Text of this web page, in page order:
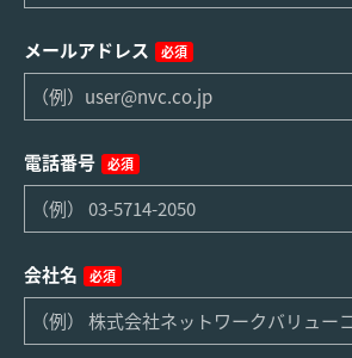
メールアドレス 必須
電話番号 必須
会社名 必須